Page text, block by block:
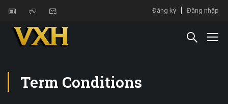
Đăng ký Đăng nhập
Term Conditions